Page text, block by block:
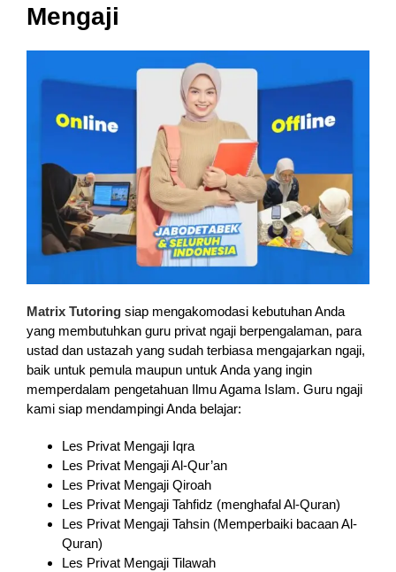
Mengaji
Matrix Tutoringsiap mengakomodasi kebutuhan Anda
yang membutuhkan guru privat ngaji berpengalaman, para
ustad dan ustazah yang sudah terbiasa mengajarkan ngaji,
baik untuk pemula maupun untuk Anda yang ingin
memperdalam pengetahuan Ilmu Agama Islam. Guru ngaji
kami siap mendampingi Anda belajar:
Les Privat Mengaji Iqra
Les Privat Mengaji Al-Qur’an
Les Privat Mengaji Qiroah
Les Privat Mengaji Tahfidz (menghafal Al-Quran)
Les Privat Mengaji Tahsin (Memperbaiki bacaan Al-
Quran)
Les Privat Mengaji Tilawah